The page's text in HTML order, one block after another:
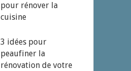
pour rénover la
cuisine
3 idées pour
peaufiner la
rénovation de votre